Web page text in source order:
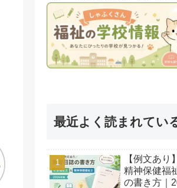
最近よく読まれてい
【例文あり
精神保健福
の書き方｜